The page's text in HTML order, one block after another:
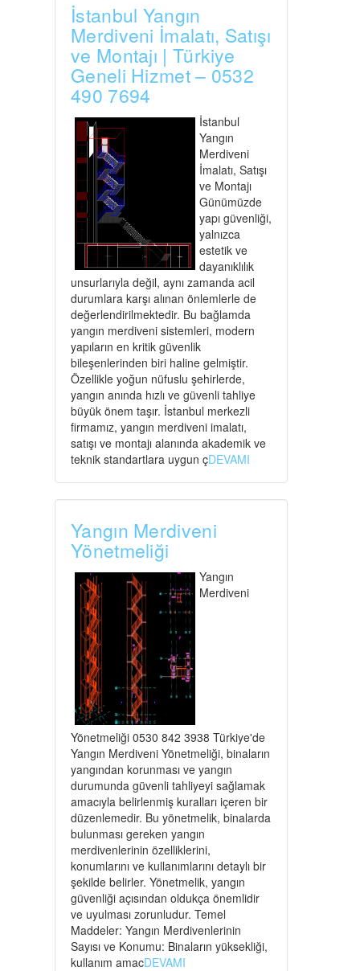
İstanbul Yangın
Merdiveni İmalatı, Satışı
ve Montajı | Türkiye
Geneli Hizmet – 0532
490 7694
İstanbul
Yangın
Merdiveni
İmalatı, Satışı
ve Montajı
Günümüzde
yapı güvenliği,
yalnızca
estetik ve
dayanıklılık
unsurlarıyla değil, aynı zamanda acil
durumlara karşı alınan önlemlerle de
değerlendirilmektedir. Bu bağlamda
yangın merdiveni sistemleri, modern
yapıların en kritik güvenlik
bileşenlerinden biri haline gelmiştir.
Özellikle yoğun nüfuslu şehirlerde,
yangın anında hızlı ve güvenli tahliye
büyük önem taşır. İstanbul merkezli
firmamız, yangın merdiveni imalatı,
satışı ve montajı alanında akademik ve
teknik standartlara uygun çDEVAMI
Yangın Merdiveni
Yönetmeliği
Yangın
Merdiveni
Yönetmeliği 0530 842 3938 Türkiye'de
Yangın Merdiveni Yönetmeliği, binaların
yangından korunması ve yangın
durumunda güvenli tahliyeyi sağlamak
amacıyla belirlenmiş kuralları içeren bir
düzenlemedir. Bu yönetmelik, binalarda
bulunması gereken yangın
merdivenlerinin özelliklerini,
konumlarını ve kullanımlarını detaylı bir
şekilde belirler. Yönetmelik, yangın
güvenliği açısından oldukça önemlidir
ve uyulması zorunludur. Temel
Maddeler: Yangın Merdivenlerinin
Sayısı ve Konumu: Binaların yüksekliği,
kullanım amacDEVAMI